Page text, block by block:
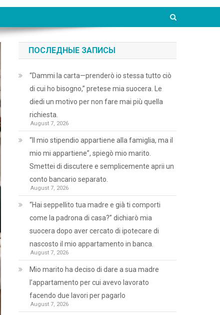
ПОСЛЕДНЫЕ ЗАПИСЫ
“Dammi la carta—prenderò io stessa tutto ciò
di cui ho bisogno,” pretese mia suocera. Le
diedi un motivo per non fare mai più quella
richiesta.
August 7, 2026
“Il mio stipendio appartiene alla famiglia, ma il
mio mi appartiene”, spiegò mio marito.
Smettei di discutere e semplicemente aprii un
conto bancario separato.
August 7, 2026
“Hai seppellito tua madre e già ti comporti
come la padrona di casa?” dichiarò mia
suocera dopo aver cercato di ipotecare di
nascosto il mio appartamento in banca.
August 7, 2026
Mio marito ha deciso di dare a sua madre
l’appartamento per cui avevo lavorato
facendo due lavori per pagarlo
August 7, 2026